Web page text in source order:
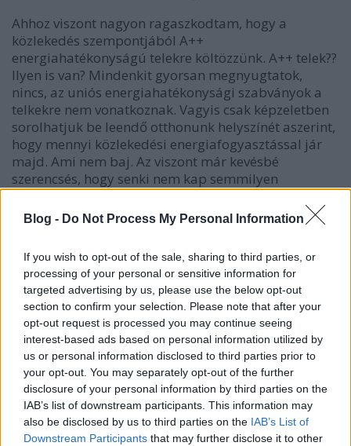
Blog - Do Not Process My Personal Information
If you wish to opt-out of the sale, sharing to third parties, or
processing of your personal or sensitive information for
targeted advertising by us, please use the below opt-out
section to confirm your selection. Please note that after your
opt-out request is processed you may continue seeing
interest-based ads based on personal information utilized by
us or personal information disclosed to third parties prior to
your opt-out. You may separately opt-out of the further
disclosure of your personal information by third parties on the
IAB’s list of downstream participants. This information may
also be disclosed by us to third parties on the IAB’s List of
Downstream Participants that may further disclose it to other
Ahhoz viszont nagyon ragaszkodtam, hogy a
közlekedés szempontjából A++
energiahatékonyságú telekre költözzünk. A++ telek??
Ilyen is van? Mindenkit gyorsan megnyugtatok,
nincs, az uniós energiahatékonysági szabványok a
telkekre nem vonatkoznak. Vagyis csak képzeletben
sorolhatjuk be leendő otthonunk helyszínét aszerint,
hogy mennyi közlekedési energiafogyasztással jár
majd. Ami nem baj. Az viszont már kevésbé
szerencsés, hogy senki nem kap semmilyen
tájékoztató matricát, füzetet, brosúrát, mielőtt élete
legnagyobb befektetéséről dönt, ami arról szólna,
hogy milyen energiavonzata lesz az adott helyszínen
figyelembe véve.
Tájékoztatás hiányában a legjellemzőbb, hogy az
egyszeri fiatal pár, aki családot szeretne alapítani,
de munkája a fővároshoz vagy egy nagyobb
városhoz köti, oszt, szoroz, aztán vesz egy frissen
felparcellázott olcsó telket „valahol kijjebb” egy
zöldövezetben, ahol majd szorgos munkával
felépítheti álmai családi házát. A terv szép, de van
egy igen nagy bökkenője. Ha a fiatal pár nem tudja –
vagy nem vette eléggé figyelembe a számításai